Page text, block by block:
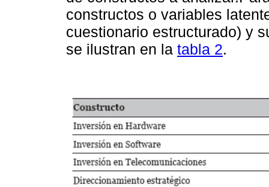
constructos o variables
cuestionario estructurado) y
se ilustran en la tabla 2.